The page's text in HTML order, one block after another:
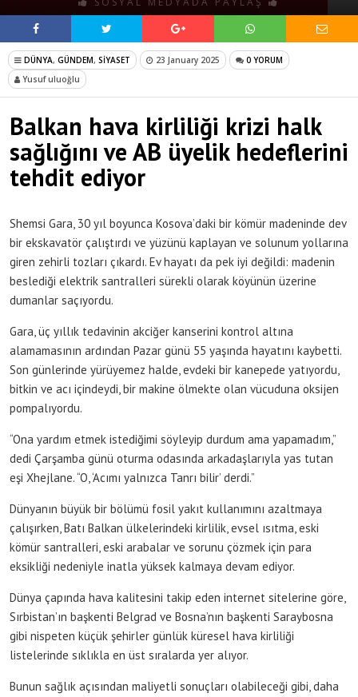
DÜNYA, GÜNDEM, SİYASET 23 January 2025
0 YORUM
Yusuf uluoğlu
Balkan hava kirliliği krizi halk
sağlığını ve AB üyelik hedeflerini
tehdit ediyor
Shemsi Gara, 30 yıl boyunca Kosova’daki bir kömür madeninde dev
bir ekskavatör çalıştırdı ve yüzünü kaplayan ve solunum yollarına
giren zehirli tozları çıkardı. Ev hayatı da pek iyi değildi: madenin
beslediği elektrik santralleri sürekli olarak köyünün üzerine
dumanlar saçıyordu.
Gara, üç yıllık tedavinin akciğer kanserini kontrol altına
alamamasının ardından Pazar günü 55 yaşında hayatını kaybetti.
Son günlerinde yürüyemez halde, evdeki bir kanepede yatıyordu,
bitkin ve acı içindeydi, bir makine ölmekte olan vücuduna oksijen
pompalıyordu.
“Ona yardım etmek istediğimi söyleyip durdum ama yapamadım,”
dedi Çarşamba günü oturma odasında arkadaşlarıyla yas tutan
eşi Xhejlane. “O, ‘Acımı yalnızca Tanrı bilir’ derdi.”
Dünyanın büyük bir bölümü fosil yakıt kullanımını azaltmaya
çalışırken, Batı Balkan ülkelerindeki kirlilik, evsel ısıtma, eski
kömür santralleri, eski arabalar ve sorunu çözmek için para
eksikliği nedeniyle inatla yüksek kalmaya devam ediyor.
Dünya çapında hava kalitesini takip eden internet sitelerine göre,
Sırbistan’ın başkenti Belgrad ve Bosna’nın başkenti Saraybosna
gibi nispeten küçük şehirler günlük küresel hava kirliliği
listelerinde sıklıkla en üst sıralarda yer alıyor.
Bunun sağlık açısından maliyetli sonuçları olabileceği gibi, daha